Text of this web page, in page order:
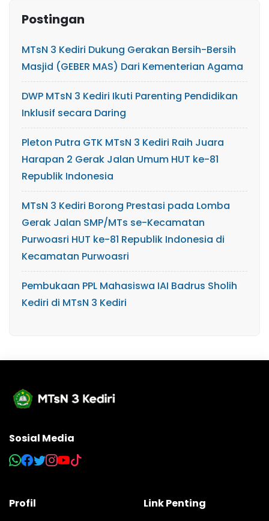
Postingan
MTsN 3 Kediri Dukung Gerakan Bersih-Bersih
Masjid (GEBER MAS) Dari Kementerian Agama
DWP MTsN 3 Kediri Ikuti Parenting Pendidikan
Inklusif secara Daring
Pleton Putra GTK MTsN 3 Kediri Raih Juara
Harapan 2 Gerak Jalan Umum HUT ke-81
Republik Indonesia
MTsN 3 Kediri Borong Prestasi pada Lomba
Gerak Jalan SMP/MTs se-Kecamatan
Purwoasri HUT ke-81 Republik Indonesia di
Kecamatan Purwoasri
Pembukaan PPL Mahasiswa IAI Badrus Sholih
Kediri di MTsN 3 Kediri
Sosial Media
Profil Link Penting